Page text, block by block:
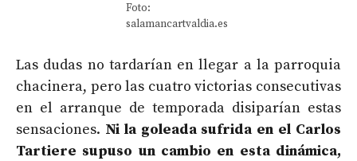
Foto:
salamancartvaldia.es
Las dudas no tardarían en llegar a la parroquia
chacinera, pero las cuatro victorias consecutivas
en el arranque de temporada disiparían estas
sensaciones. Ni la goleada sufrida en el Carlos
Tartiere supuso un cambio en esta dinámica,